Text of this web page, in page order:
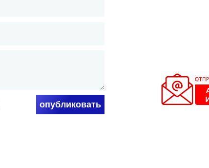
опубликовать